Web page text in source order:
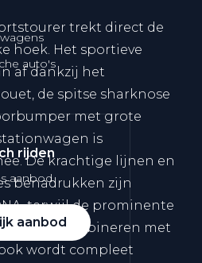
auto's
rijden
aanbod
aanbod
trekt direct de
hoek. Het sportieve
af dankzij het
de spitse sharknose
met grote
is
De krachtige lijnen en
benadrukken zijn
terwijl de prominente
combineren met
wordt compleet